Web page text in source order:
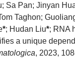
Sa Pan; Jinyan
Taghon;
*; Hudan Liu*; RNA
a unique
, 2023,